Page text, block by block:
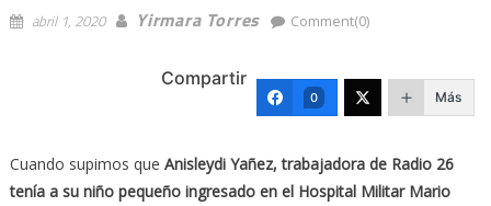
abril 1, 2020 Yirmara Torres Comment(0)
Compartir
0 Más
Cuando supimos que Anisleydi Yañez, trabajadora de Radio 26
tenía a su niño pequeño ingresado en el Hospital Militar Mario